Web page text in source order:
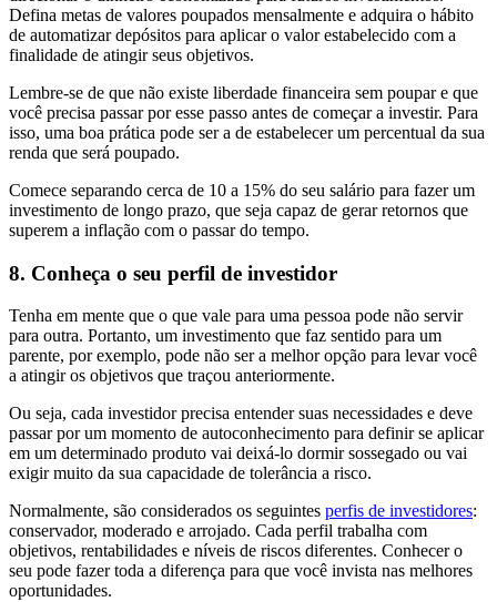
Defina metas de valores poupados mensalmente e adquira o hábito
de automatizar depósitos para aplicar o valor estabelecido com a
finalidade de atingir seus objetivos.
Lembre-se de que não existe liberdade financeira sem poupar e que
você precisa passar por esse passo antes de começar a investir. Para
isso, uma boa prática pode ser a de estabelecer um percentual da sua
renda que será poupado.
Comece separando cerca de 10 a 15% do seu salário para fazer um
investimento de longo prazo, que seja capaz de gerar retornos que
superem a inflação com o passar do tempo.
8. Conheça o seu perfil de investidor
Tenha em mente que o que vale para uma pessoa pode não servir
para outra. Portanto, um investimento que faz sentido para um
parente, por exemplo, pode não ser a melhor opção para levar você
a atingir os objetivos que traçou anteriormente.
Ou seja, cada investidor precisa entender suas necessidades e deve
passar por um momento de autoconhecimento para definir se aplicar
em um determinado produto vai deixá-lo dormir sossegado ou vai
exigir muito da sua capacidade de tolerância a risco.
Normalmente, são considerados os seguintes perfis de investidores:
conservador, moderado e arrojado. Cada perfil trabalha com
objetivos, rentabilidades e níveis de riscos diferentes. Conhecer o
seu pode fazer toda a diferença para que você invista nas melhores
oportunidades.